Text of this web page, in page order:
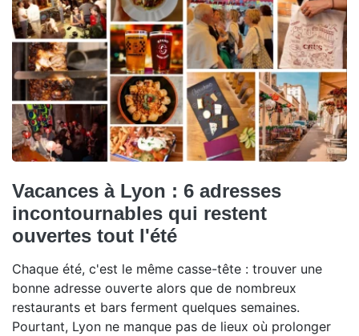
Vacances à Lyon : 6 adresses
incontournables qui restent
ouvertes tout l'été
Chaque été, c'est le même casse-tête : trouver une
bonne adresse ouverte alors que de nombreux
restaurants et bars ferment quelques semaines.
Pourtant, Lyon ne manque pas de lieux où prolonger